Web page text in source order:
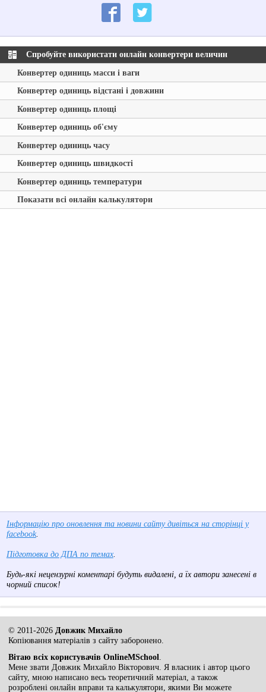
Спробуйте використати онлайн конвертери величин
Конвертер одиниць масси і ваги
Конвертер одиниць відстані і довжини
Конвертер одиниць площі
Конвертер одиниць об'єму
Конвертер одиниць часу
Конвертер одиниць швидкості
Конвертер одиниць температури
Показати всі онлайн калькулятори
Інформацію про оновлення та новини сайту дивіться на сторінці у
facebook.
Підготовка до ДПА по темах.
Будь-які нецензурні коментарі будуть видалені, а їх автори занесені в
чорний список!
© 2011-2026 Довжик Михайло
Копіювання матеріалів з сайту заборонено.
Вітаю всіх користувачів OnlineMSchool
Мене звати Довжик Михайло Вікторович. Я власник і автор цього
сайту, мною написано весь теоретичний матеріал, а також
розроблені онлайн вправи та калькулятори, якими Ви можете